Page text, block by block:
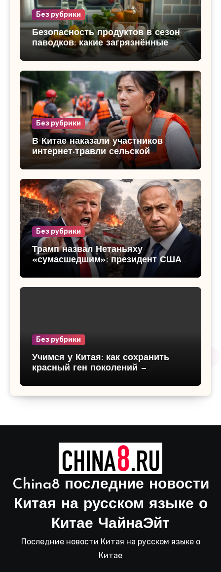
Без рубрики
Безопасность продуктов в сезон
паводков: какие загрязнённые
продукты категорически нельзя
Без рубрики
В Китае наказали участников
интернет-травли сельской
чиновницы: скандал вокруг
«золотых серег» во время
спасения от наводнения
Без рубрики
Трамп назвал Нетаньяху
«сумасшедшим»: президент США
резко раскритиковал эскалацию
конфликта Израиля и Ливана
Без рубрики
Учимся у Китая: как сохранить
красный ген поколений —
традиции и ценности будущего
China8 последние новости
Китая на русском языке о
Китае ЧайнаЭйт
Последние новости Китая на русском языке о
Китае